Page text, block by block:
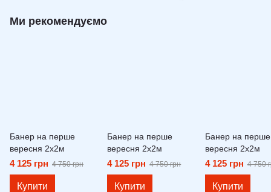
Ми рекомендуємо
Банер на перше
вересня 2х2м
4 125 грн 4 750 грн
Купити
Банер на перше
вересня 2х2м
4 125 грн 4 750 грн
Купити
Банер на перше
вересня 2х2м
4 125 грн 4 750
Купити